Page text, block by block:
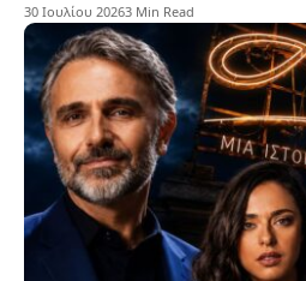
30 Ιουλίου 20263 Min Read